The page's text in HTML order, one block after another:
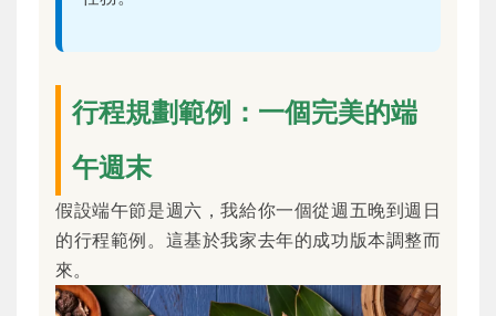
行程規劃範例：一個完美的端
午週末
假設端午節是週六，我給你一個從週五晚到週日
的行程範例。這基於我家去年的成功版本調整而
來。